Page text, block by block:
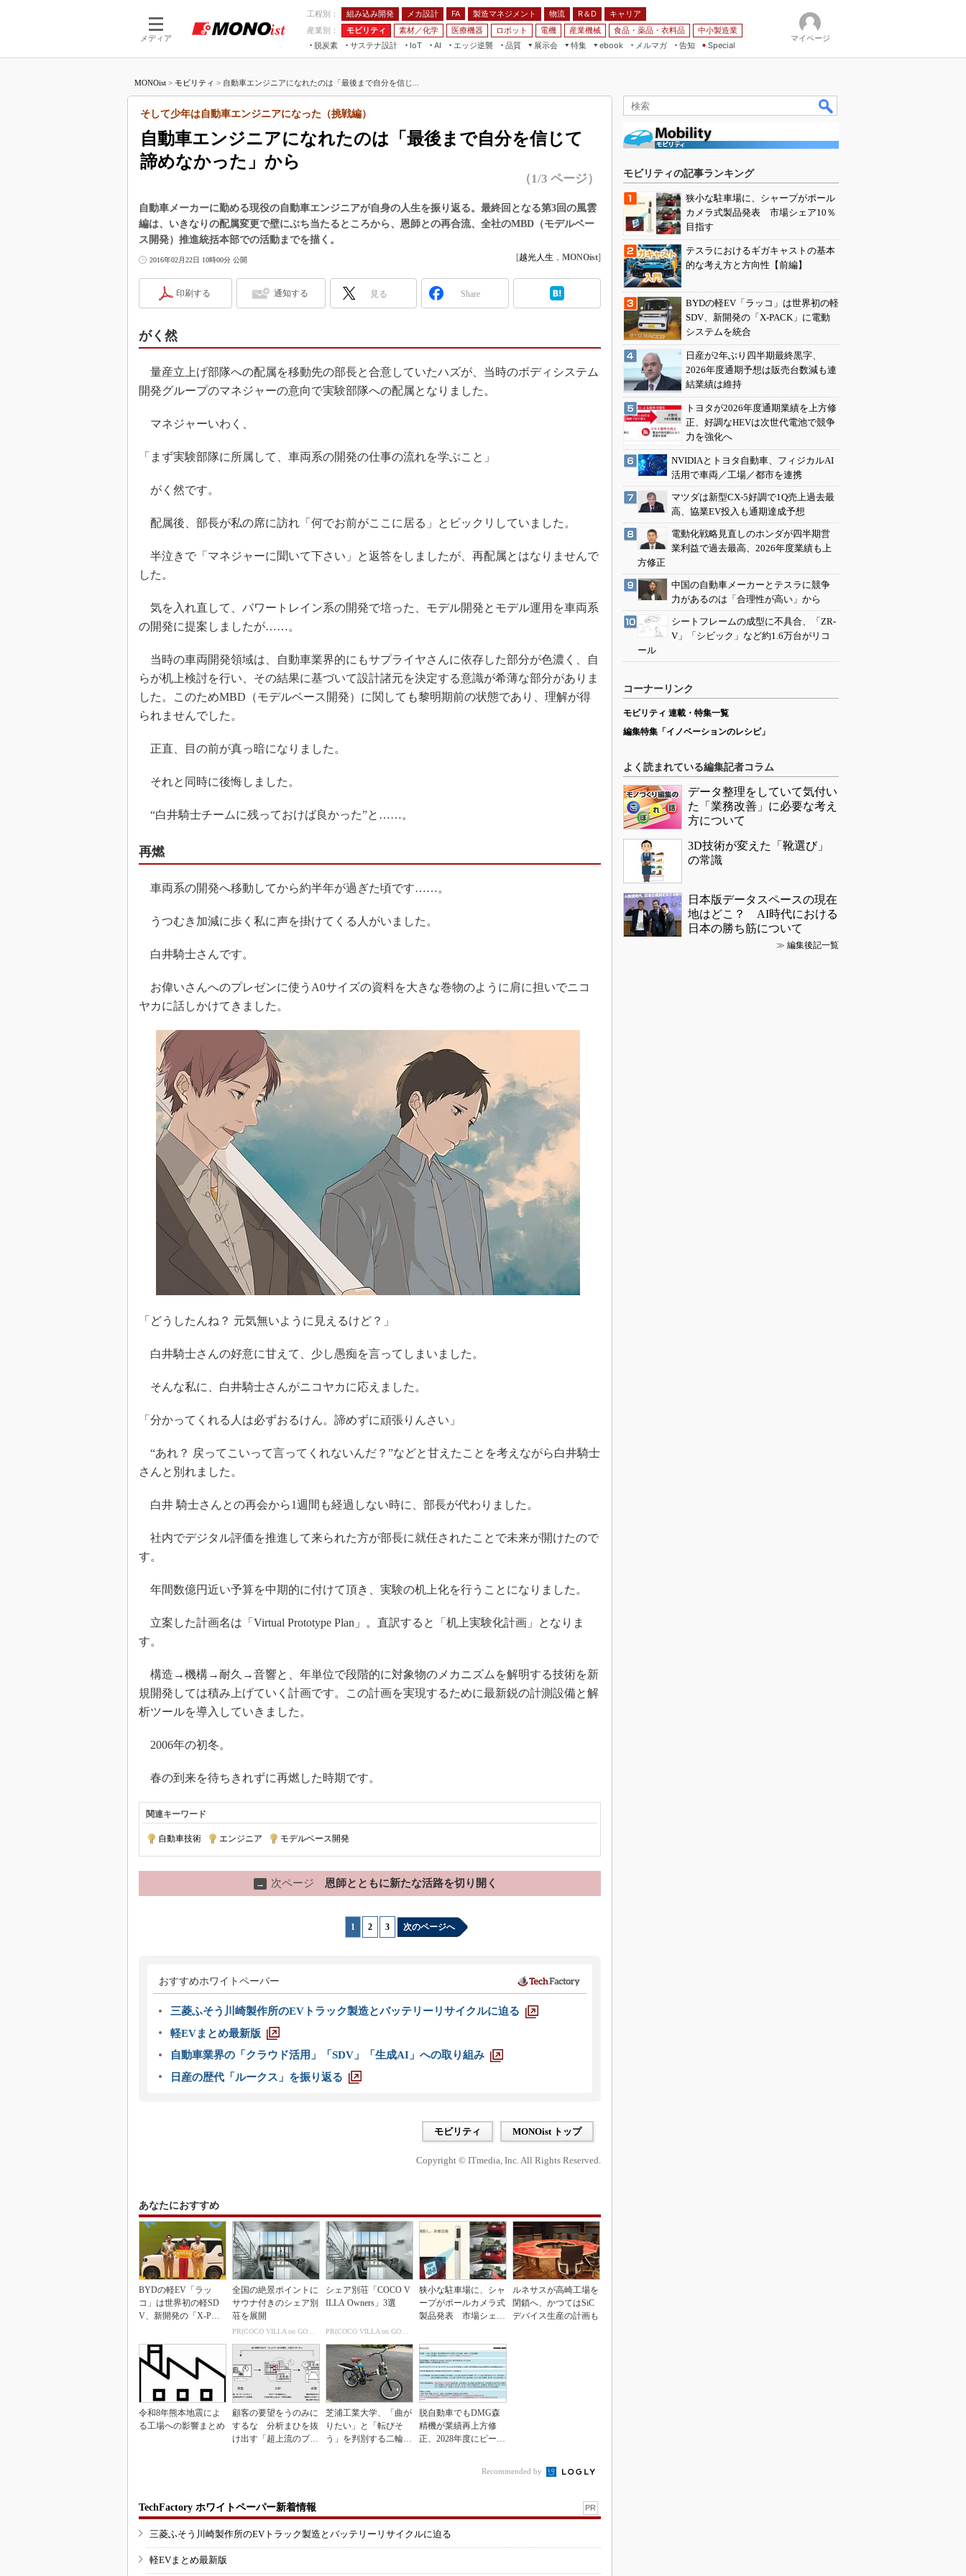
メディア
工程別： 組み込み開発 メカ設計 FA 製造マネジメント 物流 R＆D
キャリア
産業別：
モビリティ 素材／化学 医療機器 ロボット 電機 産業機械 食品・薬品・衣料品
中小製造業
脱炭素
サステナ設計
IoT
つながる工場
AI
AI×設備保全
エッジ逆襲 品質
展示会
JIMTOF
IIFES
TECHNO-FRONTIER
人テク展
日本ものづくりワールド
特集
VR／AR
フィールドサービス
組み込みモデリング
デジタルツインとCAE
S＆OP
インダストリー4.0
メイドインジャパン
海外生産
グローバル設計・開発
ebook
メルマガ
告知 Special
マイページ
MONOist > モビリティ > 自動車エンジニアになれたのは「最後まで自分を信じ...
自動車エンジニアになれたのは「最後まで自分を信じて
諦めなかった」から
そして少年は自動車エンジニアになった（挑戦編）
（1/3 ページ）
自動車メーカーに勤める現役の自動車エンジニアが自身の人生を振り返る。最終回となる第3回の風雲
編は、いきなりの配属変更で壁にぶち当たるところから、恩師との再合流、全社のMBD（モデルベー
ス開発）推進統括本部での活動までを描く。
2016年02月22日 10時00分 公開 [越光人生 ， MONOist]
印刷する 通知する 見る Share
がく然
量産立上げ部隊への配属を移動先の部長と合意していたハズが、当時のボディシステム
開発グループのマネジャーの意向で実験部隊への配属となりました。
マネジャーいわく、
「まず実験部隊に所属して、車両系の開発の仕事の流れを学ぶこと」
がく然です。
配属後、部長が私の席に訪れ「何でお前がここに居る」とビックリしていました。
半泣きで「マネジャーに聞いて下さい」と返答をしましたが、再配属とはなりませんで
した。
気を入れ直して、パワートレイン系の開発で培った、モデル開発とモデル運用を車両系
の開発に提案しましたが……。
当時の車両開発領域は、自動車業界的にもサプライヤさんに依存した部分が色濃く、自
らが机上検討を行い、その結果に基づいて設計諸元を決定する意識が希薄な部分がありま
した。このためMBD（モデルベース開発）に関しても黎明期前の状態であり、理解が得
られませんでした。
正直、目の前が真っ暗になりました。
それと同時に後悔しました。
“白井騎士チームに残っておけば良かった”と……。
再燃
車両系の開発へ移動してから約半年が過ぎた頃です……。
うつむき加減に歩く私に声を掛けてくる人がいました。
白井騎士さんです。
お偉いさんへのプレゼンに使うA0サイズの資料を大きな巻物のように肩に担いでニコ
ヤカに話しかけてきました。
「どうしたんね？ 元気無いように見えるけど？」
白井騎士さんの好意に甘えて、少し愚痴を言ってしまいました。
そんな私に、白井騎士さんがニコヤカに応えました。
「分かってくれる人は必ずおるけん。諦めずに頑張りんさい」
“あれ？ 戻ってこいって言ってくれないんだ？”などと甘えたことを考えながら白井騎士
さんと別れました。
白井 騎士さんとの再会から1週間も経過しない時に、部長が代わりました。
社内でデジタル評価を推進して来られた方が部長に就任されたことで未来が開けたので
す。
年間数億円近い予算を中期的に付けて頂き、実験の机上化を行うことになりました。
立案した計画名は「Virtual Prototype Plan」。直訳すると「机上実験化計画」となりま
す。
構造→機構→耐久→音響と、年単位で段階的に対象物のメカニズムを解明する技術を新
規開発しては積み上げていく計画です。この計画を実現するために最新鋭の計測設備と解
析ツールを導入していきました。
2006年の初冬。
春の到来を待ちきれずに再燃した時期です。
関連キーワード
自動車技術 エンジニア モデルベース開発
→ 次ページ 恩師とともに新たな活路を切り開く
1 2 3 次のページへ
おすすめホワイトペーパー
三菱ふそう川崎製作所のEVトラック製造とバッテリーリサイクルに迫る
軽EVまとめ最新版
自動車業界の「クラウド活用」「SDV」「生成AI」への取り組み
日産の歴代「ルークス」を振り返る
モビリティ MONOist トップ
Copyright © ITmedia, Inc. All Rights Reserved.
あなたにおすすめ
BYDの軽EV「ラッ
コ」は世界初の軽SD
V、新開発の「X-PAC
全国の絶景ポイントに
サウナ付きのシェア別
荘を展開
PR(COCO VILLA on GOETHE)
シェア別荘「COCO V
ILLA Owners」3選
PR(COCO VILLA on GOETHE)
狭小な駐車場に、シャ
ープがポールカメラ式
製品発表 市場シェア
ルネサスが高崎工場を
閉鎖へ、かつてはSiC
デバイス生産の計画も
令和8年熊本地震によ
る工場への影響まとめ
顧客の要望をうのみに
するな 分析まひを抜
け出す「超上流のプロ
芝浦工業大学、「曲が
りたい」と「転びそ
う」を判別する二輪車
脱自動車でもDMG森
精機が業績再上方修
正、2028年度にピーク
Recommended by
TechFactory ホワイトペーパー新着情報 PR
三菱ふそう川崎製作所のEVトラック製造とバッテリーリサイクルに迫る
軽EVまとめ最新版
モビリティの記事ランキング
狭小な駐車場に、シャープがポール
カメラ式製品発表 市場シェア10％
目指す
テスラにおけるギガキャストの基本
的な考え方と方向性【前編】
BYDの軽EV「ラッコ」は世界初の軽
SDV、新開発の「X-PACK」に電動
システムを統合
日産が2年ぶり四半期最終黒字、
2026年度通期予想は販売台数減も連
結業績は維持
トヨタが2026年度通期業績を上方修
正、好調なHEVは次世代電池で競争
力を強化へ
NVIDIAとトヨタ自動車、フィジカルAI
活用で車両／工場／都市を連携
マツダは新型CX-5好調で1Q売上過去最
高、協業EV投入も通期達成予想
電動化戦略見直しのホンダが四半期営
業利益で過去最高、2026年度業績も上
方修正
中国の自動車メーカーとテスラに競争
力があるのは「合理性が高い」から
シートフレームの成型に不具合、「ZR-
V」「シビック」など約1.6万台がリコ
ール
コーナーリンク
モビリティ 連載・特集一覧
編集特集「イノベーションのレシピ」
よく読まれている編集記者コラム
データ整理をしていて気付い
た「業務改善」に必要な考え
方について
3D技術が変えた「靴選び」
の常識
日本版データスペースの現在
地はどこ？ AI時代における
日本の勝ち筋について
≫ 編集後記一覧